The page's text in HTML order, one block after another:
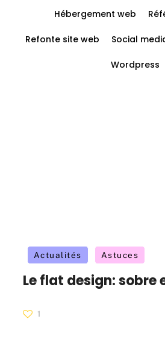
Hébergement web
Refonte site web Social
Wordpress
Actualités Astuces
Le flat design: sobre
1